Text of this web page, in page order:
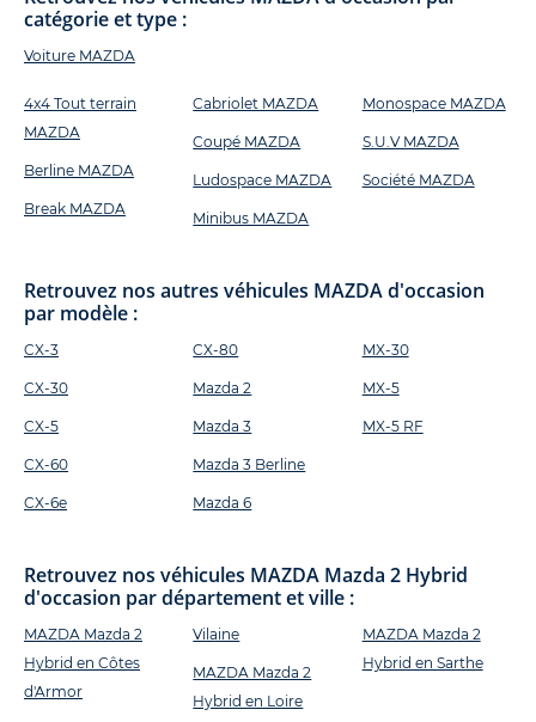
catégorie et type :
Voiture MAZDA
4x4 Tout terrain
MAZDA
Berline MAZDA
Break MAZDA
Cabriolet MAZDA
Coupé MAZDA
Ludospace MAZDA
Minibus MAZDA
Monospace MAZDA
S.U.V MAZDA
Société MAZDA
Retrouvez nos autres véhicules MAZDA d'occasion
par modèle :
CX-3
CX-30
CX-5
CX-60
CX-6e
CX-80
Mazda 2
Mazda 3
Mazda 3 Berline
Mazda 6
MX-30
MX-5
MX-5 RF
Retrouvez nos véhicules MAZDA Mazda 2 Hybrid
d'occasion par département et ville :
MAZDA Mazda 2
Hybrid en Côtes
d'Armor
Vilaine
MAZDA Mazda 2
Hybrid en Loire
MAZDA Mazda 2
Hybrid en Sarthe